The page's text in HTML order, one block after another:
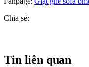
Chia sẻ:
Tin liên quan